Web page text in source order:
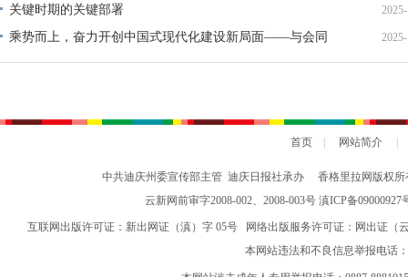
关键时期的关键部署
乘势而上，奋力开创中国式现代化建设新局面——与会同
志谈贯彻落实党的二十届四中全会精神